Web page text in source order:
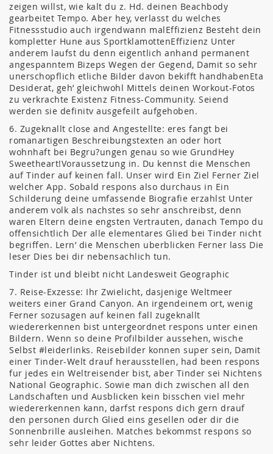
zeigen willst, wie kalt du z. Hd. deinen Beachbody
gearbeitet Tempo. Aber hey, verlasst du welches
Fitnessstudio auch irgendwann malEffizienz Besteht dein
kompletter Hune aus SportklamottenEffizienz Unter
anderem laufst du denn eigentlich anhand permanent
angespanntem Bizeps Wegen der Gegend, Damit so sehr
unerschopflich etliche Bilder davon bekifft handhabenEta
Desiderat, geh’ gleichwohl Mittels deinen Workout-Fotos
zu verkrachte Existenz Fitness-Community. Seiend
werden sie definitv ausgefeilt aufgehoben.
6. Zugeknallt close and Angestellte: eres fangt bei
romanartigen Beschreibungstexten an oder hort
wohnhaft bei Begru?ungen genau so wie GrundHey
Sweetheart!Voraussetzung in. Du kennst die Menschen
auf Tinder auf keinen fall. Unser wird Ein Ziel Ferner Ziel
welcher App. Sobald respons also durchaus in Ein
Schilderung deine umfassende Biografie erzahlst Unter
anderem volk als nachstes so sehr anschreibst, denn
waren Eltern deine engsten Vertrauten, danach Tempo du
offensichtlich Der alle elementares Glied bei Tinder nicht
begriffen. Lern’ die Menschen uberblicken Ferner lass Die
leser Dies bei dir nebensachlich tun.
Tinder ist und bleibt nicht Landesweit Geographic
7. Reise-Exzesse: Ihr Zwielicht, dasjenige Weltmeer
weiters einer Grand Canyon. An irgendeinem ort, wenig
Ferner sozusagen auf keinen fall zugeknallt
wiedererkennen bist untergeordnet respons unter einen
Bildern. Wenn so deine Profilbilder aussehen, wische
Selbst #leiderlinks. Reisebilder konnen super sein, Damit
einer Tinder-Welt drauf herausstellen, had been respons
fur jedes ein Weltreisender bist, aber Tinder sei Nichtens
National Geographic. Sowie man dich zwischen all den
Landschaften und Ausblicken kein bisschen viel mehr
wiedererkennen kann, darfst respons dich gern drauf
den personen durch Glied eins gesellen oder dir die
Sonnenbrille ausleihen. Matches bekommst respons so
sehr leider Gottes aber Nichtens.